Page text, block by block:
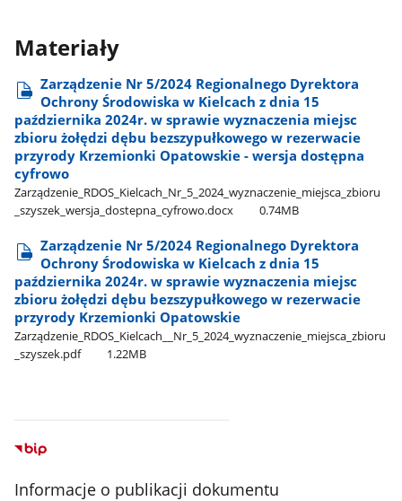
Materiały
Zarządzenie Nr 5/2024 Regionalnego Dyrektora
Ochrony Środowiska w Kielcach z dnia 15
października 2024r. w sprawie wyznaczenia miejsc
zbioru żołędzi dębu bezszypułkowego w rezerwacie
przyrody Krzemionki Opatowskie - wersja dostępna
cyfrowo
Zarządzenie​_RDOS​_Kielcach​_Nr​_5​_2024​_wyznaczenie​_miejsca​_zbioru​
_szyszek​_wersja​_dostepna​_cyfrowo.docx
0.74MB
Zarządzenie Nr 5/2024 Regionalnego Dyrektora
Ochrony Środowiska w Kielcach z dnia 15
października 2024r. w sprawie wyznaczenia miejsc
zbioru żołędzi dębu bezszypułkowego w rezerwacie
przyrody Krzemionki Opatowskie
Zarządzenie​_RDOS​_Kielcach​_​_Nr​_5​_2024​_wyznaczenie​_miejsca​_zbioru​
_szyszek.pdf
1.22MB
Informacje o publikacji dokumentu